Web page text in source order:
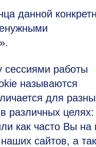
данной
сессиями работы
называются
для
различных целях:
как часто Вы на
сайтов, а